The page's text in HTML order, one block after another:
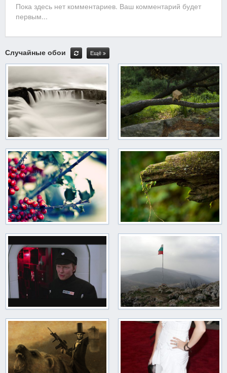
Пока здесь нет комментариев. Ваш комментарий будет
первым...
Случайные обои Ещё